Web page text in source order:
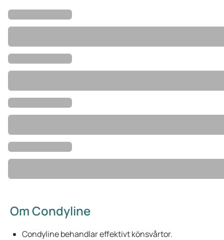
Om Condyline
Condyline behandlar effektivt könsvårtor.